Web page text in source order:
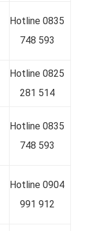
Hotline 0835
748 593
Hotline 0825
281 514
Hotline 0835
748 593
Hotline 0904
991 912